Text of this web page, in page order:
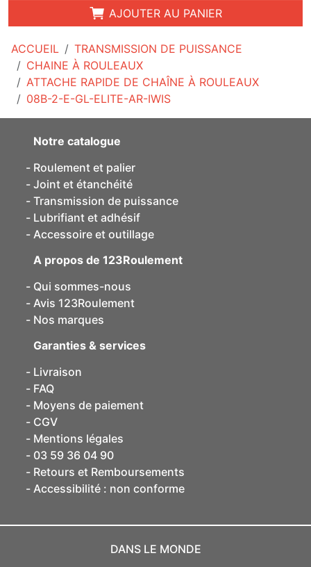
ACCUEIL
TRANSMISSION DE PUISSANCE
CHAINE À ROULEAUX
ATTACHE RAPIDE DE CHAÎNE À ROULEAUX
08B-2-E-GL-ELITE-AR-IWIS
AJOUTER AU PANIER
Notre catalogue
Roulement et palier
Joint et étanchéité
Transmission de puissance
Lubrifiant et adhésif
Accessoire et outillage
A propos de 123Roulement
Qui sommes-nous
Avis 123Roulement
Nos marques
Garanties & services
Livraison
FAQ
Moyens de paiement
CGV
Mentions légales
03 59 36 04 90
Retours et Remboursements
Accessibilité : non conforme
DANS LE MONDE